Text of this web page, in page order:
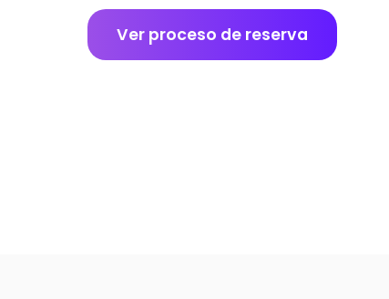
Ver proceso de reserva